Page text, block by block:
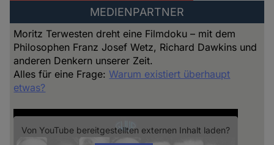
MEDIENPARTNER
Moritz Terwesten dreht eine Filmdoku – mit dem
Philosophen Franz Josef Wetz, Richard Dawkins und
anderen Denkern unserer Zeit.
Alles für eine Frage: Warum existiert überhaupt
etwas?
Von YouTube bereitgestellten externen Inhalt laden?